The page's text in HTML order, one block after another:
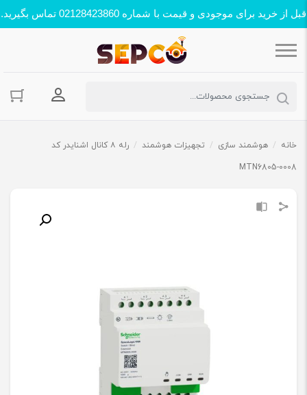
قبل از خرید برای موجودی و قیمت با شماره 02128423860 تماس بگیرید.
ورود به
خانه / هوشمند سازی / تجهیزات هوشمند /
رله ۸ کانال اشنایدر کد
MTN6805-0008